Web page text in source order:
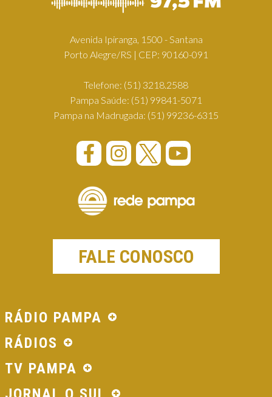
Avenida Ipiranga, 1500 - Santana
Porto Alegre/RS | CEP: 90160-091
Telefone: (51) 3218.2588
Pampa Saúde: (51) 99841-5071
Pampa na Madrugada: (51) 99236-6315
FALE CONOSCO
RÁDIO PAMPA
RÁDIOS
TV PAMPA